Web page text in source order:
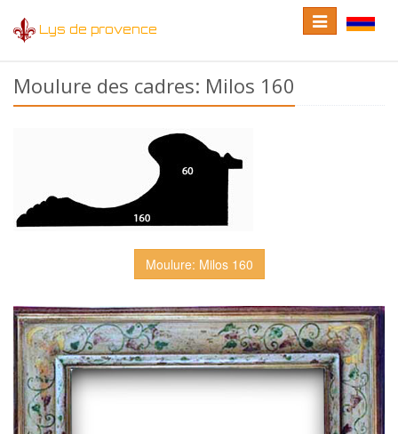
Lys de provence
Toggle
Toggle
navigation
Moulure des cadres: Milos 160
Moulure: Milos 160